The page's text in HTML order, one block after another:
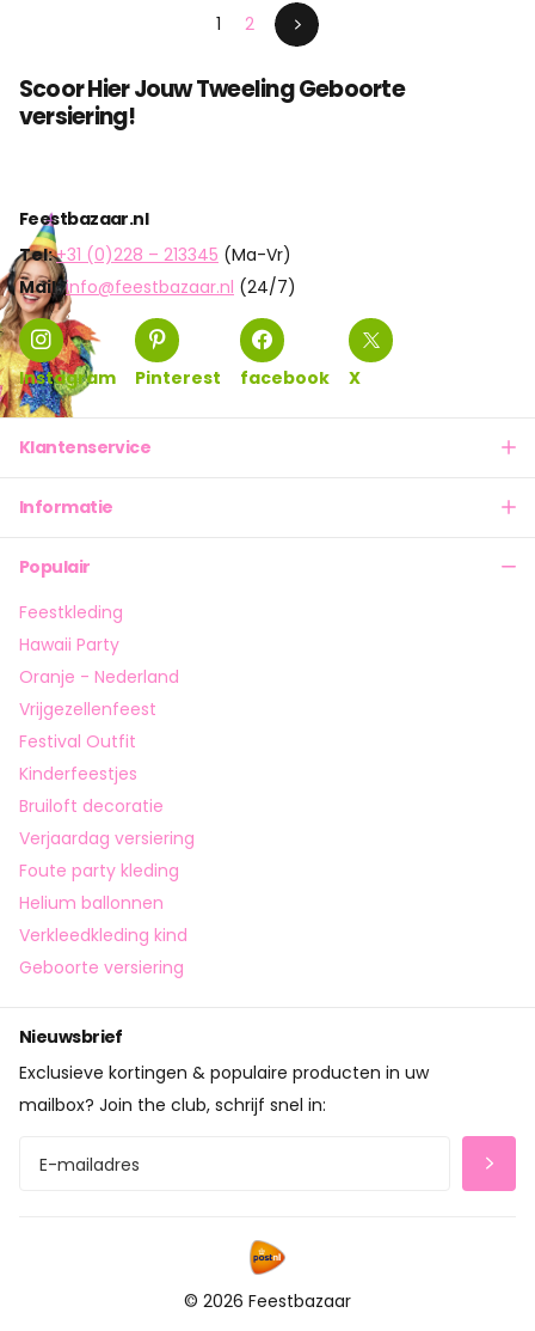
1 2
Scoor Hier Jouw Tweeling Geboorte
versiering!
Feestbazaar.nl
Tel:+31 (0)228 – 213345 (Ma-Vr)
Mail: info@feestbazaar.nl (24/7)
Instagram Pinterest facebook X
Klantenservice
Informatie
Populair
Feestkleding
Hawaii Party
Oranje - Nederland
Vrijgezellenfeest
Festival Outfit
Kinderfeestjes
Bruiloft decoratie
Verjaardag versiering
Foute party kleding
Helium ballonnen
Verkleedkleding kind
Geboorte versiering
Nieuwsbrief
Exclusieve kortingen & populaire producten in uw
mailbox? Join the club, schrijf snel in:
© 2026 Feestbazaar